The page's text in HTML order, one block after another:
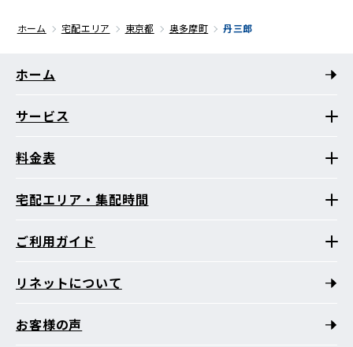
ホーム 宅配エリア 東京都 奥多摩町 丹三郎
ホーム
サービス
料金表
宅配エリア・集配時間
ご利用ガイド
リネットについて
お客様の声